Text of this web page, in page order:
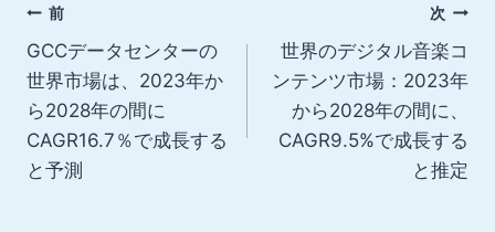
投
稿
ナ
ビ
前
GCCデータセンターの
世界市場は、2023年か
ら2028年の間に
CAGR16.7％で成長する
と予測
次
世界のデジタル音楽コ
ンテンツ市場：2023年
から2028年の間に、
CAGR9.5%で成長する
と推定